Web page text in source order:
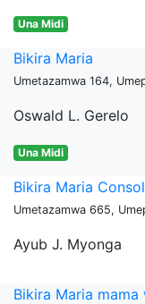
Una Midi
Bikira Maria
Umetazamwa 164,
Oswald L. Gerelo
Una Midi
Bikira Maria
Umetazamwa 665,
Ayub J. Myonga
Bikira Maria mama